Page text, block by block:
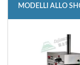
MODELLI ALLO